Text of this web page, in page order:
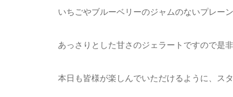
いちごやブルーベリーのジャムのないプレー
あっさりとした甘さのジェラートですので是
本日も皆様が楽しんでいただけるように、ス